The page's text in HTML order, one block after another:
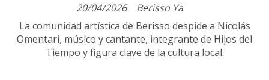
Berisso Ya
20/04/2026
La comunidad artística de Berisso despide a Nicolás
Omentari, músico y cantante, integrante de Hijos del
Tiempo y figura clave de la cultura local.